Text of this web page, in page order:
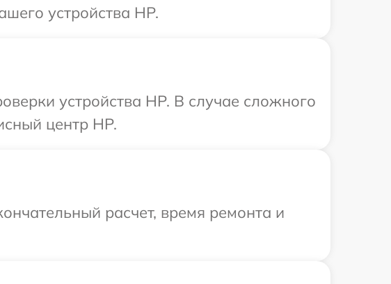
устройства HP.
устройства HP. В случае сложного
центр HP.
расчет, время ремонта и